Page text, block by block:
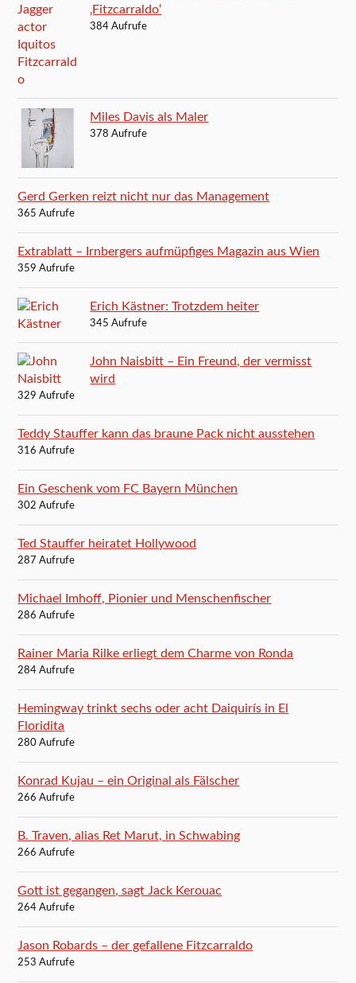
‚Fitzcarraldo‘
384 Aufrufe
Miles Davis als Maler
378 Aufrufe
Gerd Gerken reizt nicht nur das Management
365 Aufrufe
Extrablatt – Irnbergers aufmüpfiges Magazin aus Wien
359 Aufrufe
Erich Kästner: Trotzdem heiter
345 Aufrufe
John Naisbitt – Ein Freund, der vermisst
wird
329 Aufrufe
Teddy Stauffer kann das braune Pack nicht ausstehen
316 Aufrufe
Ein Geschenk vom FC Bayern München
302 Aufrufe
Ted Stauffer heiratet Hollywood
287 Aufrufe
Michael Imhoff, Pionier und Menschenfischer
286 Aufrufe
Rainer Maria Rilke erliegt dem Charme von Ronda
284 Aufrufe
Hemingway trinkt sechs oder acht Daiquirís in El
Floridita
280 Aufrufe
Konrad Kujau – ein Original als Fälscher
266 Aufrufe
B. Traven, alias Ret Marut, in Schwabing
266 Aufrufe
Gott ist gegangen, sagt Jack Kerouac
264 Aufrufe
Jason Robards – der gefallene Fitzcarraldo
253 Aufrufe